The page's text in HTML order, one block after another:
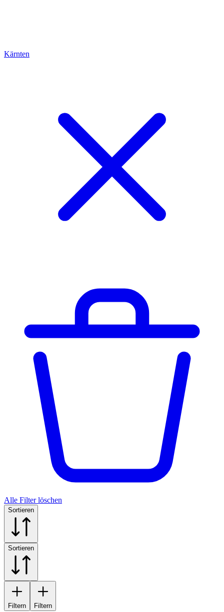
Kärnten
Alle Filter löschen
Sortieren
Sortieren
Filtern Filtern